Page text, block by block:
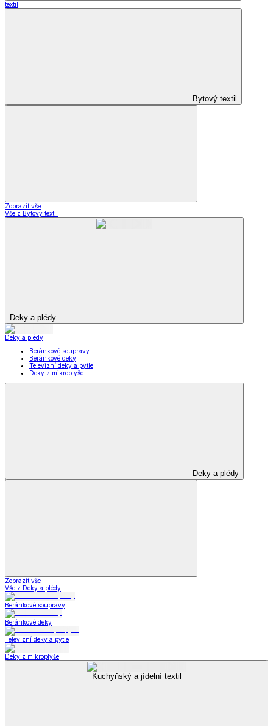
textil
Bytový textil
Zobrazit vše
Vše z Bytový textil
Deky a plédy
Deky a plédy
Beránkové soupravy
Beránkové deky
Televizní deky a pytle
Deky z mikroplyše
Deky a plédy
Zobrazit vše
Vše z Deky a plédy
Beránkové soupravy
Beránkové deky
Televizní deky a pytle
Deky z mikroplyše
Kuchyňský a jídelní textil